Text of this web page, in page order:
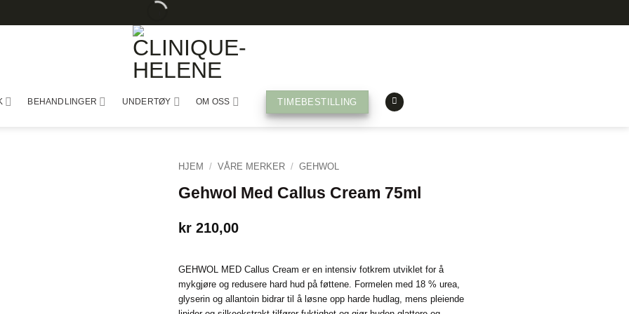
FRAKT
ALLE
BESTILLINGER
STØRSTE
FORHANDLER
BEHANDLINGER UNDERTØY OM OSS TIMEBESTILLING
HJEM / VÅRE MERKER / GEHWOL
Gehwol Med Callus Cream 75ml
kr 210,00
GEHWOL MED Callus Cream er en intensiv fotkrem utviklet for å
mykgjøre og redusere hard hud på føttene. Formelen med 18 % urea,
glyserin og allantoin bidrar til å løsne opp harde hudlag, mens pleiende